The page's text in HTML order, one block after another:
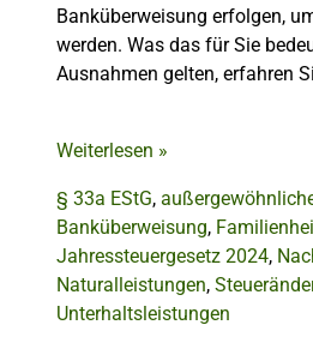
Banküberweisung erfolgen,
werden. Was das für Sie
Ausnahmen gelten, erfahren
Weiterlesen »
§ 33a EStG,
Banküberweisung,
Jahressteuergesetz 2024,
Naturalleistungen,
Unterhaltsleistungen